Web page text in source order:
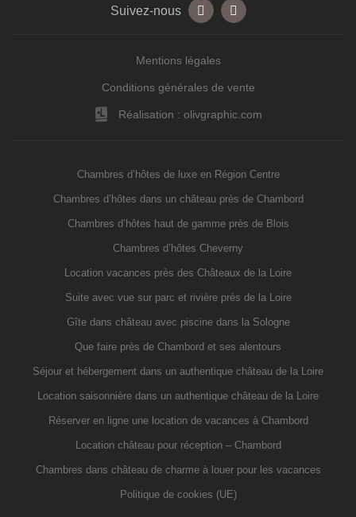
Suivez-nous
Mentions légales
Conditions générales de vente
Réalisation : olivgraphic.com
Chambres d’hôtes de luxe en Région Centre
Chambres d’hôtes dans un château près de Chambord
Chambres d’hôtes haut de gamme près de Blois
Chambres d’hôtes Cheverny
Location vacances près des Châteaux de la Loire
Suite avec vue sur parc et rivière près de la Loire
Gîte dans château avec piscine dans la Sologne
Que faire près de Chambord et ses alentours
Séjour et hébergement dans un authentique château de la Loire
Location saisonnière dans un authentique château de la Loire
Réserver en ligne une location de vacances à Chambord
Location château pour réception – Chambord
Chambres dans château de charme à louer pour les vacances
Politique de cookies (UE)